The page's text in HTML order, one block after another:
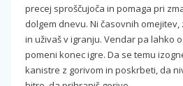
precej sproščujoča in pomaga pri
dolgem dnevu. Ni časovnih
in uživaš v igranju. Vendar pa lahko
pomeni konec igre. Da se temu
kanistre z gorivom in poskrbeti, da